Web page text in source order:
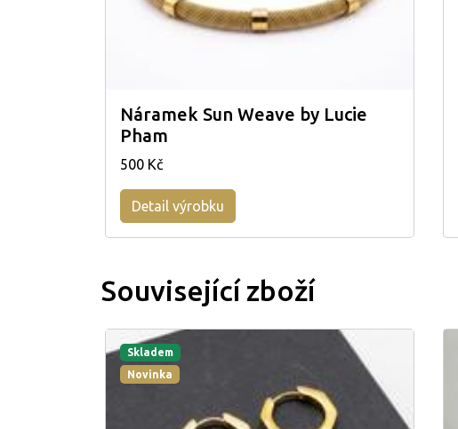
Náramek Sun Weave by Lucie
Pham
500 Kč
Detail výrobku
Související zboží
Skladem
Novinka